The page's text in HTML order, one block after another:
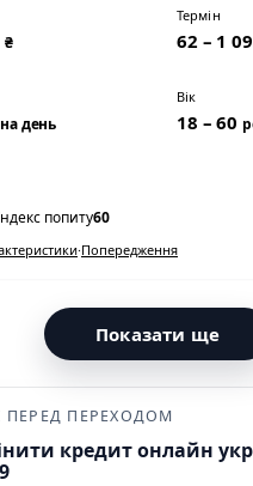
₴
Термін
62 – 1
на день
Вік
18 – 60
попиту60
·Попередження
Показати ще
ПЕРЕД ПЕРЕХОДОМ
кредит онлайн